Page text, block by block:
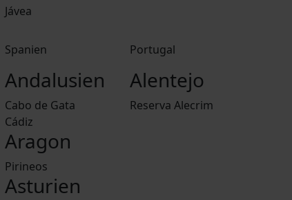
Jávea
Spanien
Andalusien
Cabo de Gata
Cádiz
Aragon
Pirineos
Asturien
Portugal
Alentejo
Reserva Alecrim